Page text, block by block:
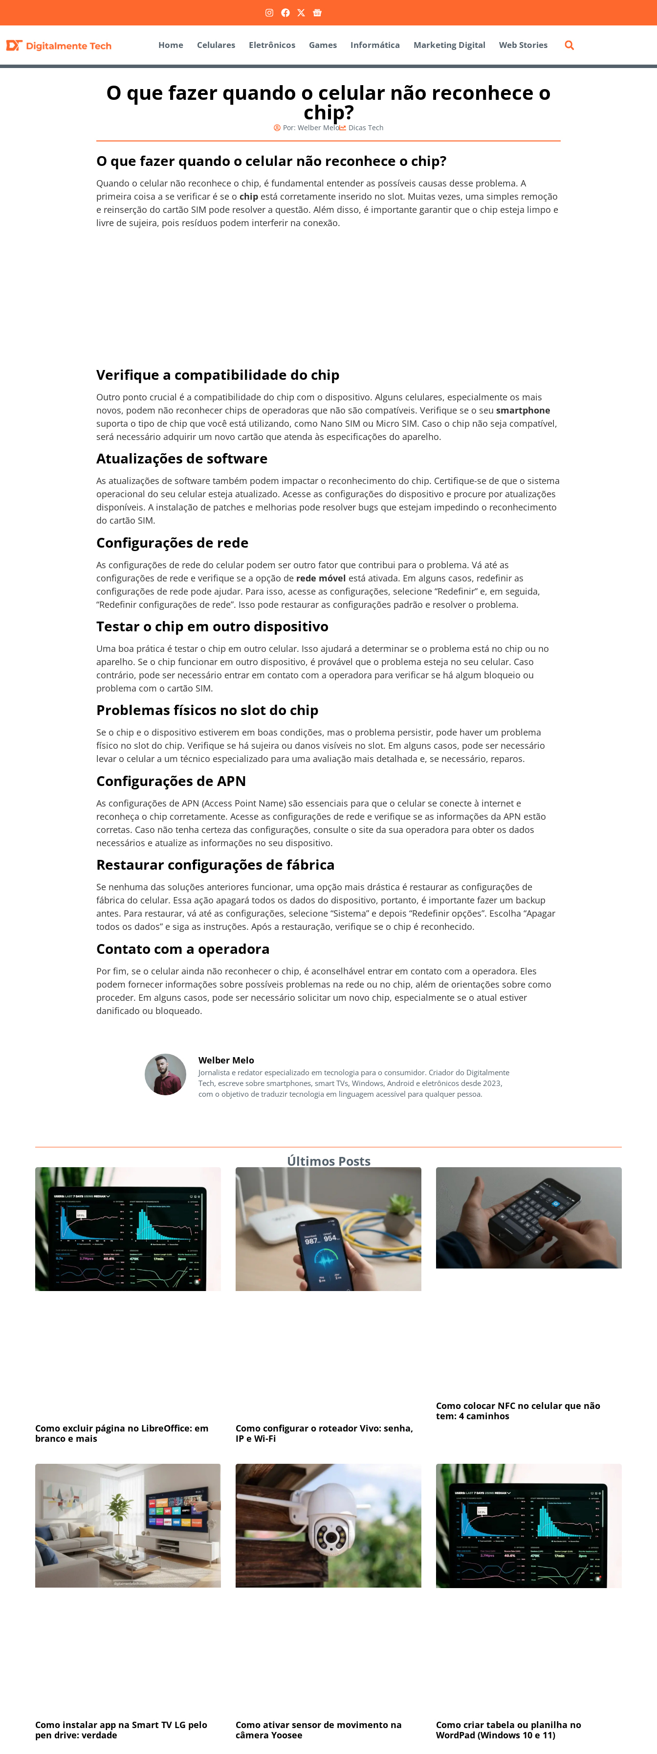
Home Celulares Eletrônicos Games Informática Marketing Digital Web Stories
O que fazer quando o celular não reconhece o
chip?
Por: Welber Melo Dicas Tech
O que fazer quando o celular não reconhece o chip?
Quando o celular não reconhece o chip, é fundamental entender as possíveis causas desse problema. A
primeira coisa a se verificar é se o chip está corretamente inserido no slot. Muitas vezes, uma simples remoção
e reinserção do cartão SIM pode resolver a questão. Além disso, é importante garantir que o chip esteja limpo e
livre de sujeira, pois resíduos podem interferir na conexão.
Verifique a compatibilidade do chip
Outro ponto crucial é a compatibilidade do chip com o dispositivo. Alguns celulares, especialmente os mais
novos, podem não reconhecer chips de operadoras que não são compatíveis. Verifique se o seu smartphone
suporta o tipo de chip que você está utilizando, como Nano SIM ou Micro SIM. Caso o chip não seja compatível,
será necessário adquirir um novo cartão que atenda às especificações do aparelho.
Atualizações de software
As atualizações de software também podem impactar o reconhecimento do chip. Certifique-se de que o sistema
operacional do seu celular esteja atualizado. Acesse as configurações do dispositivo e procure por atualizações
disponíveis. A instalação de patches e melhorias pode resolver bugs que estejam impedindo o reconhecimento
do cartão SIM.
Configurações de rede
As configurações de rede do celular podem ser outro fator que contribui para o problema. Vá até as
configurações de rede e verifique se a opção de rede móvel está ativada. Em alguns casos, redefinir as
configurações de rede pode ajudar. Para isso, acesse as configurações, selecione “Redefinir” e, em seguida,
“Redefinir configurações de rede”. Isso pode restaurar as configurações padrão e resolver o problema.
Testar o chip em outro dispositivo
Uma boa prática é testar o chip em outro celular. Isso ajudará a determinar se o problema está no chip ou no
aparelho. Se o chip funcionar em outro dispositivo, é provável que o problema esteja no seu celular. Caso
contrário, pode ser necessário entrar em contato com a operadora para verificar se há algum bloqueio ou
problema com o cartão SIM.
Problemas físicos no slot do chip
Se o chip e o dispositivo estiverem em boas condições, mas o problema persistir, pode haver um problema
físico no slot do chip. Verifique se há sujeira ou danos visíveis no slot. Em alguns casos, pode ser necessário
levar o celular a um técnico especializado para uma avaliação mais detalhada e, se necessário, reparos.
Configurações de APN
As configurações de APN (Access Point Name) são essenciais para que o celular se conecte à internet e
reconheça o chip corretamente. Acesse as configurações de rede e verifique se as informações da APN estão
corretas. Caso não tenha certeza das configurações, consulte o site da sua operadora para obter os dados
necessários e atualize as informações no seu dispositivo.
Restaurar configurações de fábrica
Se nenhuma das soluções anteriores funcionar, uma opção mais drástica é restaurar as configurações de
fábrica do celular. Essa ação apagará todos os dados do dispositivo, portanto, é importante fazer um backup
antes. Para restaurar, vá até as configurações, selecione “Sistema” e depois “Redefinir opções”. Escolha “Apagar
todos os dados” e siga as instruções. Após a restauração, verifique se o chip é reconhecido.
Contato com a operadora
Por fim, se o celular ainda não reconhecer o chip, é aconselhável entrar em contato com a operadora. Eles
podem fornecer informações sobre possíveis problemas na rede ou no chip, além de orientações sobre como
proceder. Em alguns casos, pode ser necessário solicitar um novo chip, especialmente se o atual estiver
danificado ou bloqueado.
Welber Melo
Jornalista e redator especializado em tecnologia para o consumidor. Criador do Digitalmente
Tech, escreve sobre smartphones, smart TVs, Windows, Android e eletrônicos desde 2023,
com o objetivo de traduzir tecnologia em linguagem acessível para qualquer pessoa.
Últimos Posts
Como excluir página no LibreOffice: em
branco e mais
Como configurar o roteador Vivo: senha,
IP e Wi-Fi
Como colocar NFC no celular que não
tem: 4 caminhos
Como instalar app na Smart TV LG pelo
pen drive: verdade
Como ativar sensor de movimento na
câmera Yoosee
Como criar tabela ou planilha no
WordPad (Windows 10 e 11)